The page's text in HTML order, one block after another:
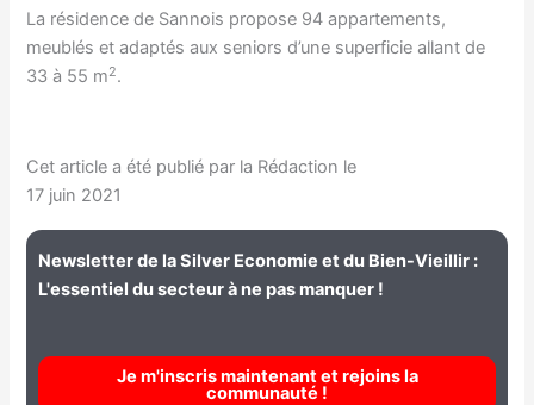
La résidence de Sannois propose 94 appartements,
meublés et adaptés aux seniors d’une superficie allant de
33 à 55 m2.
Cet article a été publié par la Rédaction le
17 juin 2021
Newsletter de la Silver Economie et du Bien-Vieillir :
L'essentiel du secteur à ne pas manquer !
Je m'inscris maintenant et rejoins la
communauté !